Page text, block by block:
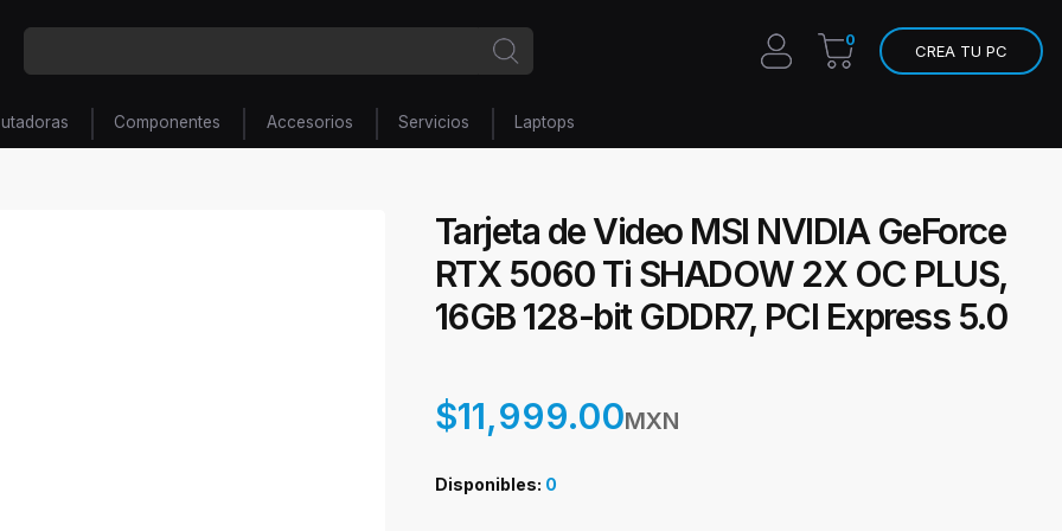
0
CREA TU PC
Componentes Accesorios Servicios Laptops
Tarjeta de Video MSI NVIDIA GeForce
RTX 5060 Ti SHADOW 2X OC PLUS,
16GB 128-bit GDDR7, PCI Express 5.0
$11,999.00MXN
Disponibles: 0